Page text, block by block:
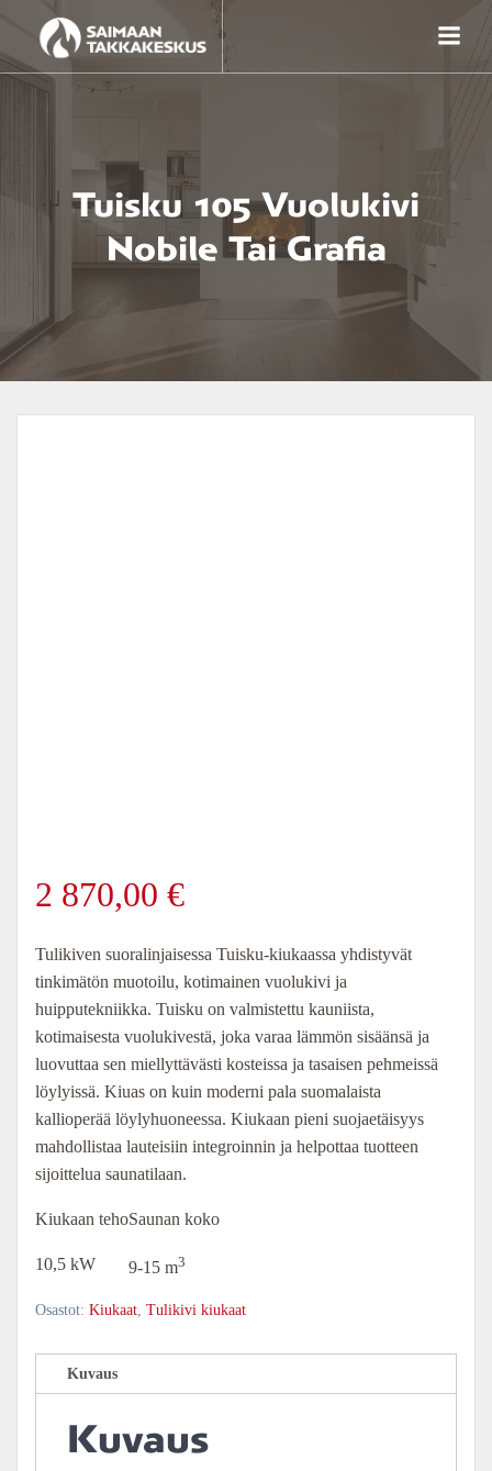
content
Tuisku 105 Vuolukivi
Nobile Tai Grafia
2 870,00 €
Tulikiven suoralinjaisessa Tuisku-kiukaassa yhdistyvät
tinkimätön muotoilu, kotimainen vuolukivi ja
huipputekniikka. Tuisku on valmistettu kauniista,
kotimaisesta vuolukivestä, joka varaa lämmön sisäänsä ja
luovuttaa sen miellyttävästi kosteissa ja tasaisen pehmeissä
löylyissä. Kiuas on kuin moderni pala suomalaista
kallioperää löylyhuoneessa. Kiukaan pieni suojaetäisyys
mahdollistaa lauteisiin integroinnin ja helpottaa tuotteen
sijoittelua saunatilaan.
Kiukaan teho
10,5 kW
Saunan koko
9-15 m3
Osastot: Kiukaat, Tulikivi kiukaat
Kuvaus
Kuvaus